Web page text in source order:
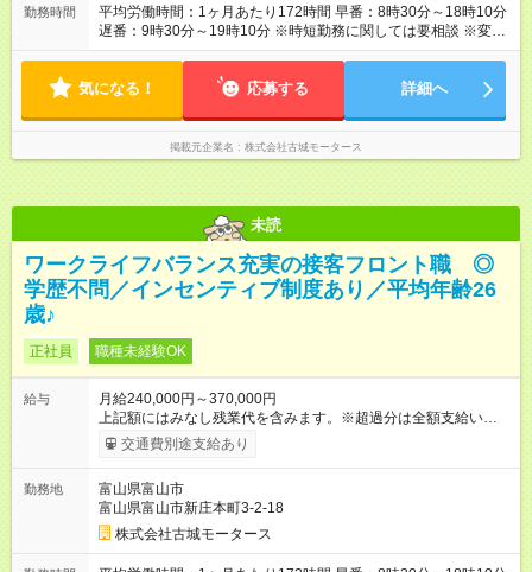
勤務時間
平均労働時間：1ヶ月あたり172時間 早番：8時30分～18時10分
遅番：9時30分～19時10分 ※時短勤務に関しては要相談 ※変形
労働制(1ヶ月単位) 平均労働時間：1ヶ月あたり172時間 早番：8
ては要相談 ※変形労働制(1ヶ月単位)
気になる！ 応募する 詳細へ
掲載元企業名 株式会社古城モータース
未読
ワークライフバランス充実の接客フロント職 ◎
学歴不問／インセンティブ制度あり／平均年齢26
歳♪
正社員 職種未経験OK
給与
月給240,000円～370,000円
上記額にはみなし残業代を含みます。※超過分は全額支給いたし
ます。 みなし残業代 27,000円／月 みなし残業時間 20時間／月
上記額にはみなし残業代（月20時間分、27,000円分）を含みま
す。 想定年収はボーナス込みの数字となっています。 インセン
ティブ:達成手当として5,000円から最大30,000円が毎月支給さ
れます！！ 【試用期間】試用期間あり 試用期間の長さ：3ヶ月
雇用形態、給与は本採用時と同じです。
交通費別途支給あり
勤務地
富山県富山市
富山県富山市新庄本町3-2-18
株式会社古城モータース